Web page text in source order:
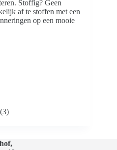
Stoffig? Geen
af te stoffen met een
op een mooie